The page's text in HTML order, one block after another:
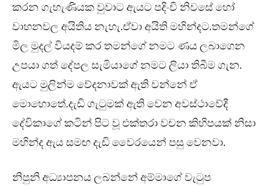
කරන ගැහැණියක වුවාට ඇයට පදිංචි නිවසේ හෝ
වාහනවල අයිතිය නැහැ.ඒවා අයිති මහින්දට.තමන්ගේ
මිල මුදල් වියදම් කර තමන්ගේ නමට ණය ලබාගෙන
උපයා ගත් දේපල සැමියාගේ නමට ලියා තිබීම ගැන.
ඇයට මුලින්ම වේදනාවක් ඇති වන්නේ ඒ
මොහොතේ.දැඩි ගැටුමක් ඇති වෙන අවස්ථාවේදී
දේවිකාගේ කටින් පිට වූ එක්තරා වචන කිහිපයක් නිසා
මහින්ද ඇය සමඟ දැඩි වෛරයෙන් පසු වෙනවා.
නිපුනි අධ්‍යාපනය ලබන්නේ අම්මාගේ වැටුප